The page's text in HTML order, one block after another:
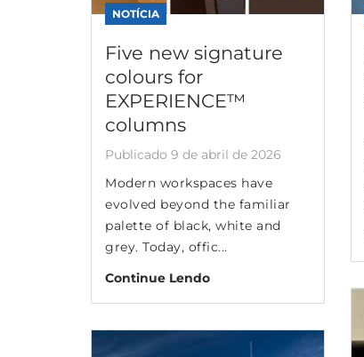
NOTÍCIA
Five new signature
colours for
EXPERIENCE™
columns
Publicado 9 de abril de 2026
Modern workspaces have
evolved beyond the familiar
palette of black, white and
grey. Today, offic...
Continue Lendo